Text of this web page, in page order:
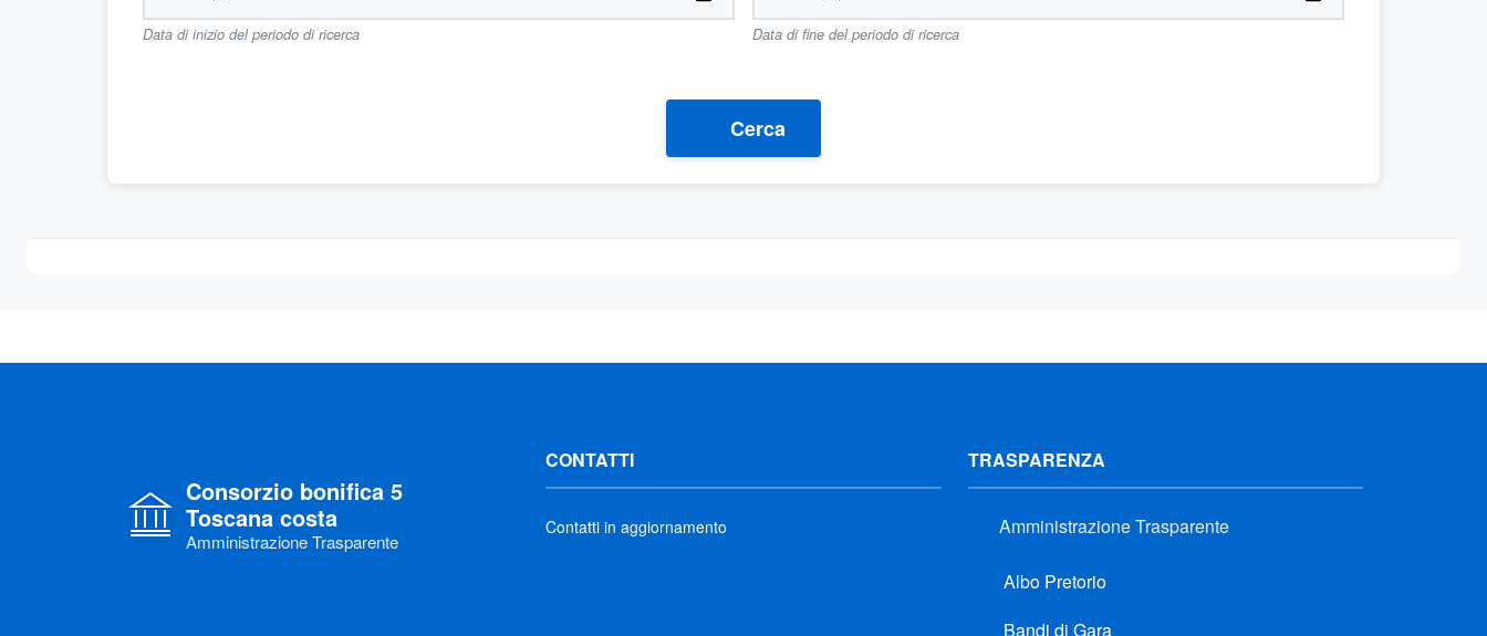
Data di inizio del periodo di ricerca Data di fine del periodo di ricerca
Cerca
Consorzio bonifica 5
Toscana costa
Amministrazione Trasparente
CONTATTI
Contatti in aggiornamento
TRASPARENZA
Amministrazione Trasparente
Albo Pretorio
Bandi di Gara